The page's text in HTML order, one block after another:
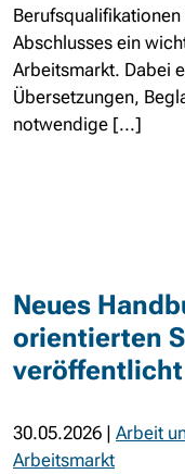
Abschlusses ein
Arbeitsmarkt. Dabei
Übersetzungen,
notwendige [...]
Neues
orientierten
veröffentlicht
30.05.2026 | Arbeit
Arbeitsmarkt